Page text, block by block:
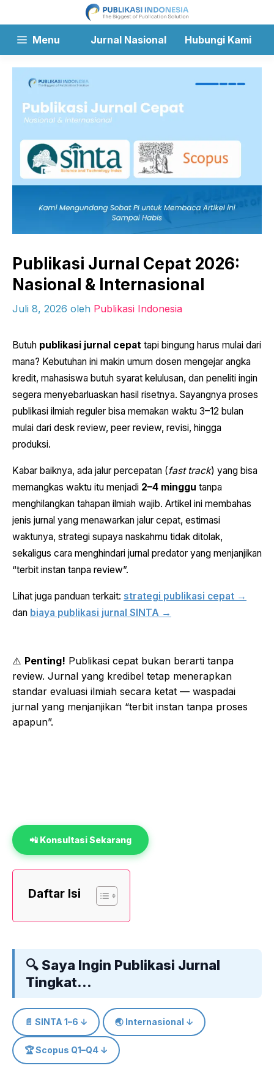
ke
Menu Jurnal Nasional Hubungi Kami
Publikasi Jurnal Cepat 2026:
Nasional & Internasional
Juli 8, 2026 oleh Publikasi Indonesia
Butuh publikasi jurnal cepat tapi bingung harus mulai dari
mana? Kebutuhan ini makin umum dosen mengejar angka
kredit, mahasiswa butuh syarat kelulusan, dan peneliti ingin
segera menyebarluaskan hasil risetnya. Sayangnya proses
publikasi ilmiah reguler bisa memakan waktu 3–12 bulan
mulai dari desk review, peer review, revisi, hingga
produksi.
Kabar baiknya, ada jalur percepatan (fast track) yang bisa
memangkas waktu itu menjadi 2–4 minggu tanpa
menghilangkan tahapan ilmiah wajib. Artikel ini membahas
jenis jurnal yang menawarkan jalur cepat, estimasi
waktunya, strategi supaya naskahmu tidak ditolak,
sekaligus cara menghindari jurnal predator yang menjanjikan
“terbit instan tanpa review”.
Lihat juga panduan terkait: strategi publikasi cepat →
dan biaya publikasi jurnal SINTA →
⚠️ Penting! Publikasi cepat bukan berarti tanpa
review. Jurnal yang kredibel tetap menerapkan
standar evaluasi ilmiah secara ketat — waspadai
jurnal yang menjanjikan “terbit instan tanpa proses
apapun”.
📲 Konsultasi Sekarang
Daftar Isi
🔍 Saya Ingin Publikasi Jurnal
Tingkat…
📄 SINTA 1–6 ↓ 🌏 Internasional ↓
🏆 Scopus Q1–Q4 ↓